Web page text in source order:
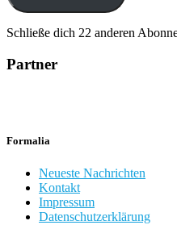
Schließe dich 22 anderen
Partner
Formalia
Neueste Nachrichten
Kontakt
Impressum
Datenschutzerklärung